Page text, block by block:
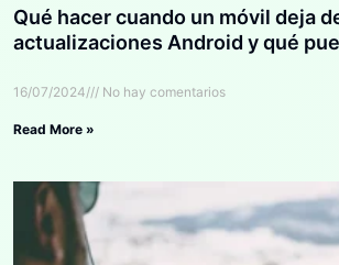
Qué hacer cuando un móvil deja
actualizaciones Android y qué
16/07/2024 No hay comentarios
Read More »